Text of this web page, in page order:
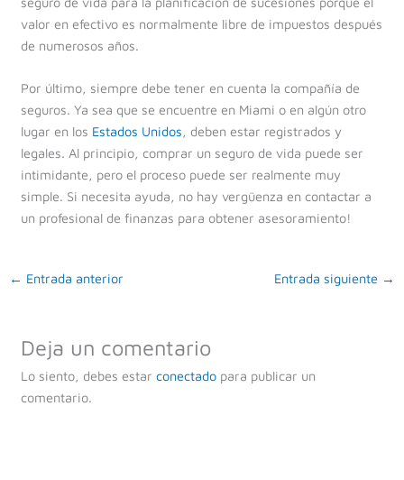
valor en efectivo es normalmente libre de impuestos después
de numerosos años.
Por último, siempre debe tener en cuenta la compañía de
seguros. Ya sea que se encuentre en Miami o en algún otro
lugar en los Estados Unidos, deben estar registrados y
legales. Al principio, comprar un seguro de vida puede ser
intimidante, pero el proceso puede ser realmente muy
simple. Si necesita ayuda, no hay vergüenza en contactar a
un profesional de finanzas para obtener asesoramiento!
← Entrada anterior Entrada siguiente →
Deja un comentario
Lo siento, debes estar conectadopara publicar un
comentario.